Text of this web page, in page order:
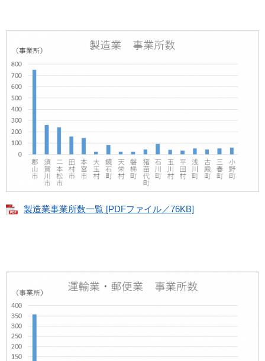
製造業事業所数一覧 [PDFファイル／76KB]